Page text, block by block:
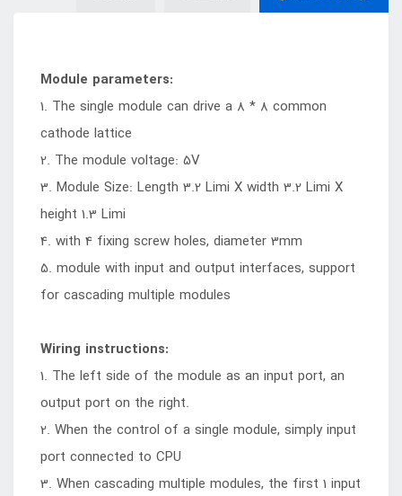
Module parameters:
1. The single module can drive a 8 * 8 common
cathode lattice
2. The module voltage: 5V
3. Module Size: Length 3.2 Limi X width 3.2 Limi X
height 1.3 Limi
4. with 4 fixing screw holes, diameter 3mm
5. module with input and output interfaces, support
for cascading multiple modules
Wiring instructions:
1. The left side of the module as an input port, an
output port on the right.
2. When the control of a single module, simply input
port connected to CPU
3. When cascading multiple modules, the first 1 input